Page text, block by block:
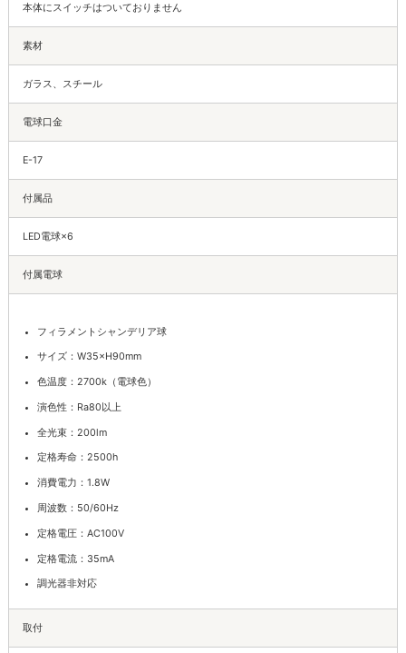
本体にスイッチはついておりません
素材
ガラス、スチール
電球口金
E-17
付属品
LED電球×6
付属電球
フィラメントシャンデリア球
サイズ：W35×H90mm
色温度：2700k（電球色）
演色性：Ra80以上
全光束：200lm
定格寿命：2500h
消費電力：1.8W
周波数：50/60Hz
定格電圧：AC100V
定格電流：35mA
調光器非対応
取付